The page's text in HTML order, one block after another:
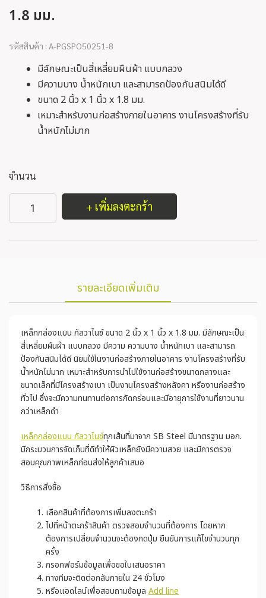
1.8 มม.
รหัสสินค้า : A-PGSPO50251-8
มีลักษณะเป็นสี่เหลี่ยมผืนผ้า แบบกลวง
มีความบาง น้ำหนักเบา และสามารถป้องกันสนิมได้ดี
ขนาด 2 นิ้ว x 1 นิ้ว x 1.8 มม.
เหมาะสำหรับงานก่อสร้างภายในอาคาร งานโครงสร้างที่รับ
น้ำหนักไม่มาก
จำนวน
+ เพิ่มลงตะกร้า
รายละเอียดเพิ่มเติม
เหล็กกล่องแบน กัลวาไนซ์ ขนาด 2 นิ้ว x 1 นิ้ว x 1.8 มม. มีลักษณะเป็น
สี่เหลี่ยมผืนผ้า แบบกลวง มีความ ความบาง น้ำหนักเบา และสามารถ
ป้องกันสนิมได้ดี นิยมใช้ในงานก่อสร้างภายในอาคาร งานโครงสร้างที่รับ
น้ำหนักไม่มาก เหมาะสำหรับการนำไปใช้งานก่อสร้างขนาดกลางและ
ขนาดเล็กที่มีโครงสร้างเบา เป็นงานโครงสร้างหลังคา หรืองานก่อสร้าง
ทั่วไป ซึ่งจะมีความทนทานต่อการกัดกร่อนและมีอายุการใช้งานที่ยาวนาน
กว่าเหล็กดำ
เหล็กกล่องแบน กัลวาไนซ์ทุกเส้นที่มาจาก SB Steel มีมาตรฐาน มอก.
มีกระบวนการจัดเก็บที่ดีทำให้ผิวเหล็กยังมีความสวย และมีการตรวจ
สอบคุณภาพเหล็กก่อนส่งให้ลูกค้าเสมอ
วิธีการสั่งซื้อ
เลือกสินค้าที่ต้องการเพิ่มลงตะกร้า
ไปที่หน้าตะกร้าสินค้า ตรวจสอบจำนวนที่ต้องการ โดยหาก
ต้องการเปลี่ยนจำนวนจะต้องกดปุ่ม ยืนยันการแก้ไขจำนวนทุก
ครั้ง
กรอกฟอร์มข้อมูลเพื่อขอใบเสนอราคา
ทางทีมจะติดต่อกลับภายใน 24 ชั่วโมง
หรือแอดไลน์เพื่อสอบถามข้อมูล Add line